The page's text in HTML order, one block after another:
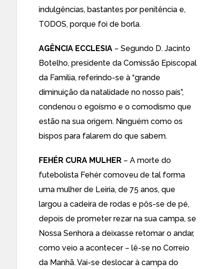
indulgências, bastantes por penitência e,
TODOS, porque foi de borla.
AGÊNCIA ECCLESIA – Segundo D. Jacinto
Botelho, presidente da Comissão Episcopal
da Família, referindo-se à “grande
diminuição da natalidade no nosso país”,
condenou o egoísmo e o comodismo que
estão na sua origem. Ninguém como os
bispos para falarem do que sabem.
FEHÉR CURA MULHER – A morte do
futebolista Fehér comoveu de tal forma
uma mulher de Leiria, de 75 anos, que
largou a cadeira de rodas e pôs-se de pé,
depois de prometer rezar na sua campa, se
Nossa Senhora a deixasse retomar o andar,
como veio a acontecer – lê-se no Correio
da Manhã. Vai-se deslocar à campa do